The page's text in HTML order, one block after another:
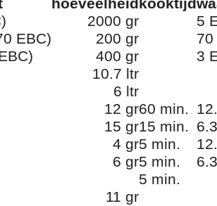
hoeveelheid kooktijd
2000 gr
5
EBC)
200 gr
70
400 gr
3
10.7 ltr
6 ltr
12 gr60 min.
15 gr15 min.
4 gr5 min.
6 gr5 min.
5 min.
11 gr